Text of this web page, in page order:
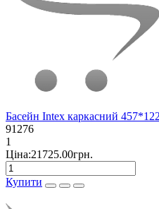
Басейн Intex каркасний
91276
1
Ціна:21725.00грн.
Купити